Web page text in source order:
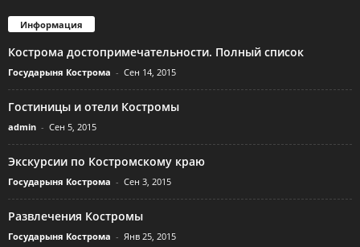
Информация
Кострома достопримечательности. Полный список
Государыня Кострома - Сен 14, 2015
Гостиницы и отели Костромы
admin - Сен 5, 2015
Экскурсии по Костромскому краю
Государыня Кострома - Сен 3, 2015
Развлечения Костромы
Государыня Кострома - Янв 25, 2015